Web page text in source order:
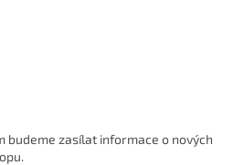
budeme zasílat informace o nových